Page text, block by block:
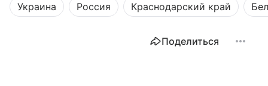
Украина Россия Краснодарский край
Поделиться